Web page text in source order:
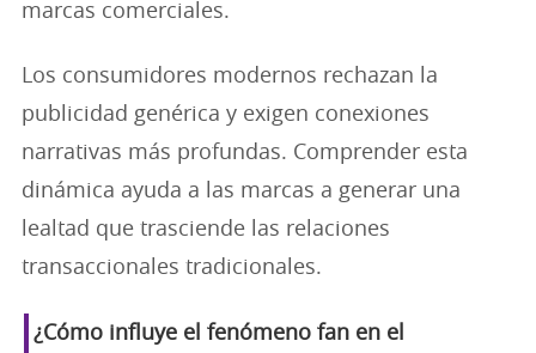
marcas comerciales.
Los consumidores modernos rechazan la
publicidad genérica y exigen conexiones
narrativas más profundas. Comprender esta
dinámica ayuda a las marcas a generar una
lealtad que trasciende las relaciones
transaccionales tradicionales.
¿Cómo influye el fenómeno fan en el